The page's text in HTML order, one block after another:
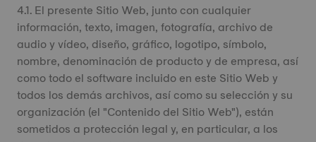
4.1. El presente Sitio Web, junto con cualquier
información, texto, imagen, fotografía, archivo de
audio y vídeo, diseño, gráfico, logotipo, símbolo,
nombre, denominación de producto y de empresa, así
como todo el software incluido en este Sitio Web y
todos los demás archivos, así como su selección y su
organización (el "Contenido del Sitio Web"), están
sometidos a protección legal y, en particular, a los